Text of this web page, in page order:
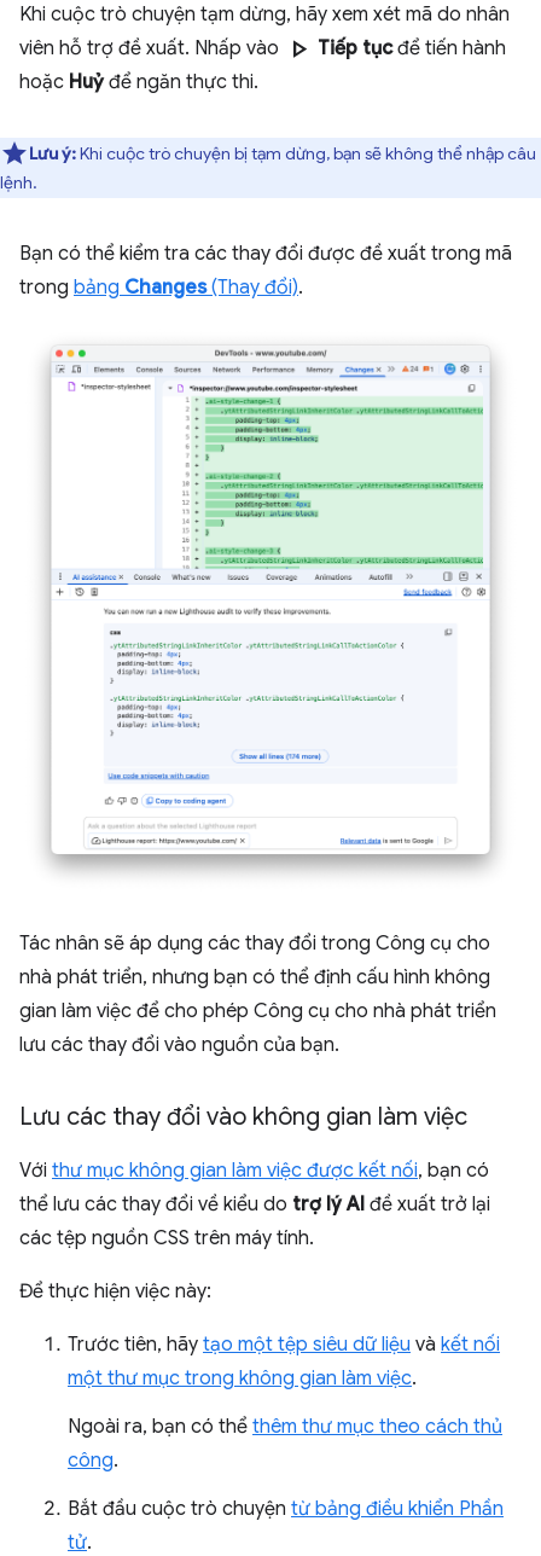
Khi cuộc trò chuyện tạm dừng, hãy xem xét mã do nhân
viên hỗ trợ đề xuất. Nhấp vào
play_arrow Tiếp tụcđể tiến hành
hoặc Huỷđể ngăn thực thi.
Lưu ý:Khi cuộc trò chuyện bị tạm dừng, bạn sẽ không thể nhập câu
lệnh.
Bạn có thể kiểm tra các thay đổi được đề xuất trong mã
trong bảng Changes(Thay đổi).
Tác nhân sẽ áp dụng các thay đổi trong Công cụ cho
nhà phát triển, nhưng bạn có thể định cấu hình không
gian làm việc để cho phép Công cụ cho nhà phát triển
lưu các thay đổi vào nguồn của bạn.
Lưu các thay đổi vào không gian làm việc
Với thư mục không gian làm việc được kết nối, bạn có
thể lưu các thay đổi về kiểu do trợ lý AI đề xuất trở lại
các tệp nguồn CSS trên máy tính.
Để thực hiện việc này:
Trước tiên, hãy tạo một tệp siêu dữ liệu và kết nối
một thư mục trong không gian làm việc.
Ngoài ra, bạn có thể thêm thư mục theo cách thủ
công.
Bắt đầu cuộc trò chuyện từ bảng điều khiển Phần
tử.